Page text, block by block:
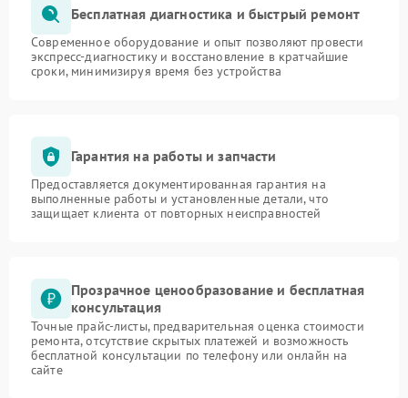
Бесплатная диагностика и быстрый ремонт
Современное оборудование и опыт позволяют провести
экспресс-диагностику и восстановление в кратчайшие
сроки, минимизируя время без устройства
Гарантия на работы и запчасти
Предоставляется документированная гарантия на
выполненные работы и установленные детали, что
защищает клиента от повторных неисправностей
Прозрачное ценообразование и бесплатная
консультация
Точные прайс-листы, предварительная оценка стоимости
ремонта, отсутствие скрытых платежей и возможность
бесплатной консультации по телефону или онлайн на
сайте